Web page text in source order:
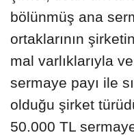
bölünmüş ana
ortaklarının
mal varlıklarıyla
sermaye payı ile
olduğu şirket
50.000 TL